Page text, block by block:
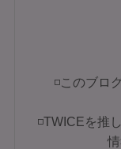
◽このブロ
◽TWICEを推